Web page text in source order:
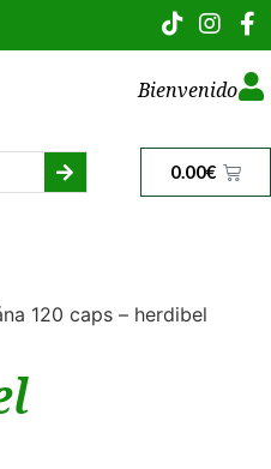
Bienvenido
0.00€
120 caps – herdibel